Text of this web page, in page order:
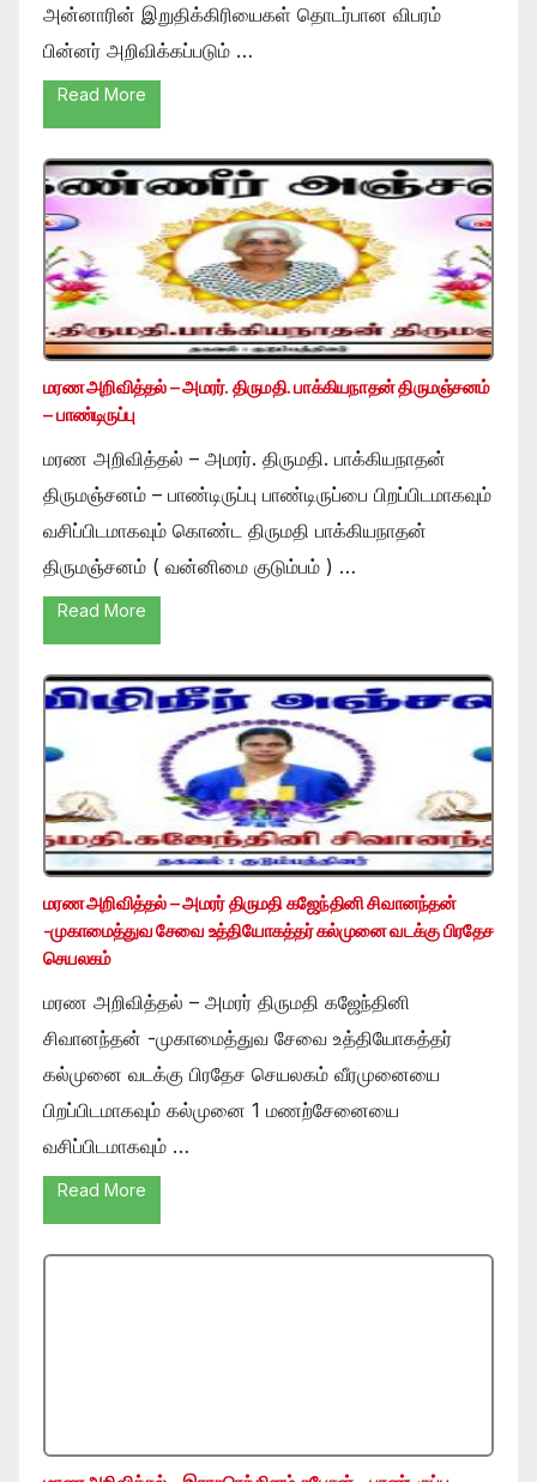
அன்னாரின் இறுதிக்கிரியைகள் தொடர்பான விபரம்
பின்னர் அறிவிக்கப்படும் …
Read More
மரண அறிவித்தல் – அமரர். திருமதி. பாக்கியநாதன் திருமஞ்சனம்
– பாண்டிருப்பு
மரண அறிவித்தல் – அமரர். திருமதி. பாக்கியநாதன்
திருமஞ்சனம் – பாண்டிருப்பு பாண்டிருப்பை பிறப்பிடமாகவும்
வசிப்பிடமாகவும் கொண்ட திருமதி பாக்கியநாதன்
திருமஞ்சனம் ( வன்னிமை குடும்பம் ) …
Read More
மரண அறிவித்தல் – அமரர் திருமதி கஜேந்தினி சிவானந்தன்
-முகாமைத்துவ சேவை உத்தியோகத்தர் கல்முனை வடக்கு பிரதேச
செயலகம்
மரண அறிவித்தல் – அமரர் திருமதி கஜேந்தினி
சிவானந்தன் -முகாமைத்துவ சேவை உத்தியோகத்தர்
கல்முனை வடக்கு பிரதேச செயலகம் வீரமுனையை
பிறப்பிடமாகவும் கல்முனை 1 மணற்சேனையை
வசிப்பிடமாகவும் …
Read More